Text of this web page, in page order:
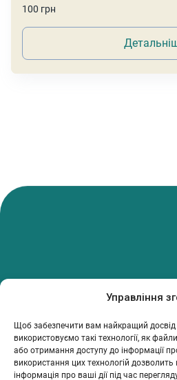
Управління
Щоб забезпечити вам найкращий
використовуємо такі технології, як
або отримання доступу до інформації
використання цих технологій дозволить
інформація про ваші дії під час
100 грн
PanTerrea — спільнота, що дбає про
Ми об’єднуємо людей, досвід і
розвивати ферму з упевненістю та
ТОВ Пантерея
ЄДРПОУ 46213847
76018, Україна, Івано-